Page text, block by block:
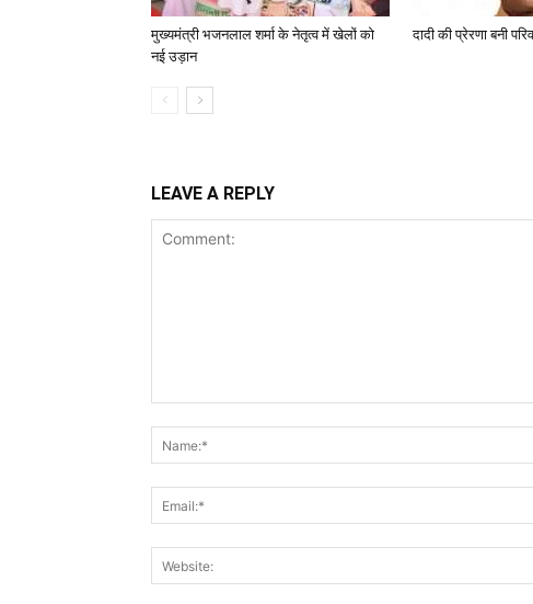
मुख्यमंत्री भजनलाल शर्मा के नेतृत्व में खेलों को
नई उड़ान
दादी की प्रेरणा बनी
LEAVE A REPLY